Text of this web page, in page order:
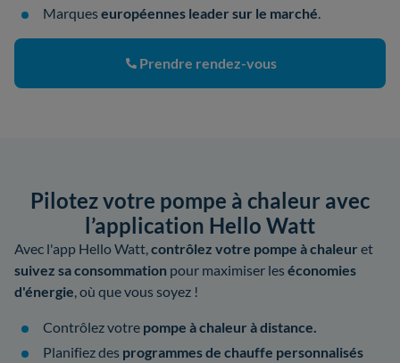
Marqueseuropéennes leader sur le marché.
Prendre rendez-vous
Pilotez votre pompe à chaleur avec
l’application Hello Watt
Avec l'app Hello Watt,contrôlez votre pompe à chaleur et
suivez sa consommation pour maximiser les économies
d'énergie, où que vous soyez !
Contrôlez votre pompe à chaleur à distance.
Planifiez des programmes de chauffe personnalisés